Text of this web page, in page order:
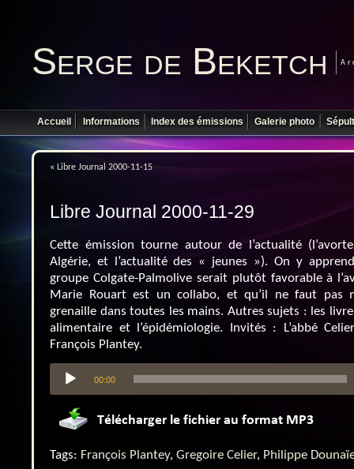
Serge de Beketch
Accueil Informations Index des émissions Galerie photo
« Libre Journal 2000-11-15
Libre Journal 2000-11-29
Cette émission tourne autour de l’actualité
Algérie, et l’actualité des « jeunes »). On y
groupe Colgate-Palmolive serait plutôt favorable à
Marie Rouart est un collabo, et qu’il ne faut pas
grenaille dans toutes les mains. Autres sujets : les
alimentaire et l’épidémiologie. Invités : L’abbé
François Plantey.
Lecteur
audio
00:00
Tags: François Plantey, Gregoire Celier, Philippe